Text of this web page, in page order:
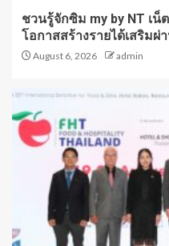
ชวนรู้จักซิม my by NT เน็
โอกาสสร้างรายได้เสริมผ่
August 6, 2026 admin